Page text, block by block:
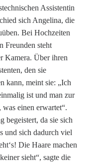
Assistentin
sich Angelina, die
Bei Hochzeiten
Freunden steht
Kamera. Über ihren
den sie
kann, meint sie: „Ich
ist und man zur
einen erwartet“.
begeistert, da sie sich
und sich dadurch viel
Die Haare machen
sieht“, sagte die